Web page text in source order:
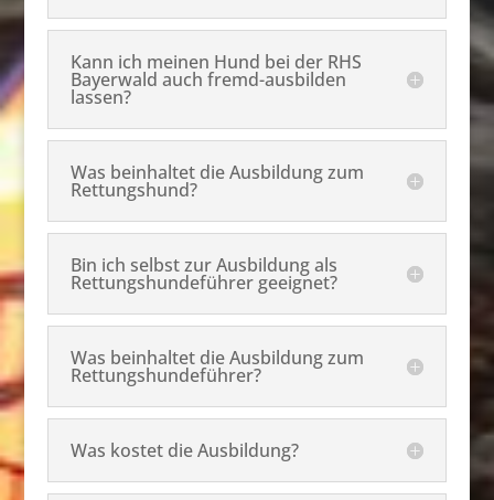
Kann ich meinen Hund bei der RHS
Bayerwald auch fremd-ausbilden
lassen?
Was beinhaltet die Ausbildung zum
Rettungshund?
Bin ich selbst zur Ausbildung als
Rettungshundeführer geeignet?
Was beinhaltet die Ausbildung zum
Rettungshundeführer?
Was kostet die Ausbildung?